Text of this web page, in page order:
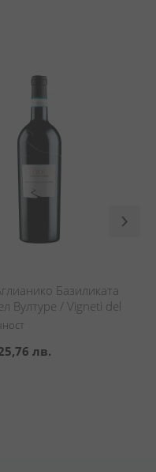
Базиликата
Вултуре / Vigneti del
Aglianico
лв.